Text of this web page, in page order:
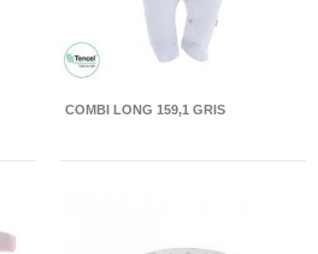
COMBI LONG 159,1 GRIS